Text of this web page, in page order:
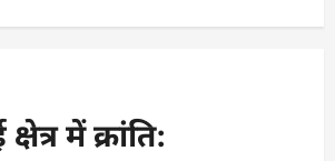
में क्रांति: